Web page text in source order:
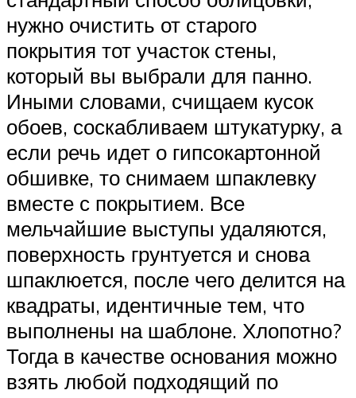
нужно очистить от старого
покрытия тот участок стены,
который вы выбрали для панно.
Иными словами, счищаем кусок
обоев, соскабливаем штукатурку, а
если речь идет о гипсокартонной
обшивке, то снимаем шпаклевку
вместе с покрытием. Все
мельчайшие выступы удаляются,
поверхность грунтуется и снова
шпаклюется, после чего делится на
квадраты, идентичные тем, что
выполнены на шаблоне. Хлопотно?
Тогда в качестве основания можно
взять любой подходящий по